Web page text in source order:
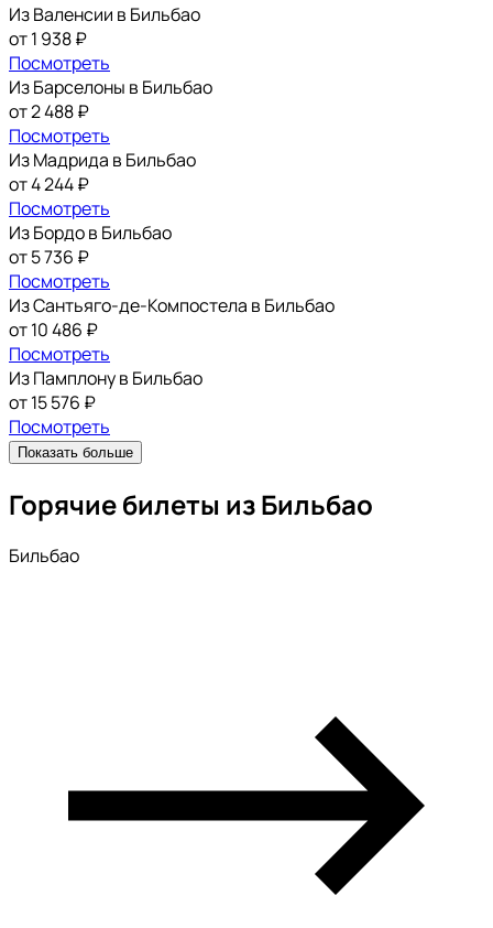
Из Валенсии в Бильбао
от 1 938 ₽
Посмотреть
Из Барселоны в Бильбао
от 2 488 ₽
Посмотреть
Из Мадрида в Бильбао
от 4 244 ₽
Посмотреть
Из Бордо в Бильбао
от 5 736 ₽
Посмотреть
Из Сантьяго-де-Компостела в Бильбао
от 10 486 ₽
Посмотреть
Из Памплону в Бильбао
от 15 576 ₽
Посмотреть
Показать больше
Горячие билеты из Бильбао
Бильбао